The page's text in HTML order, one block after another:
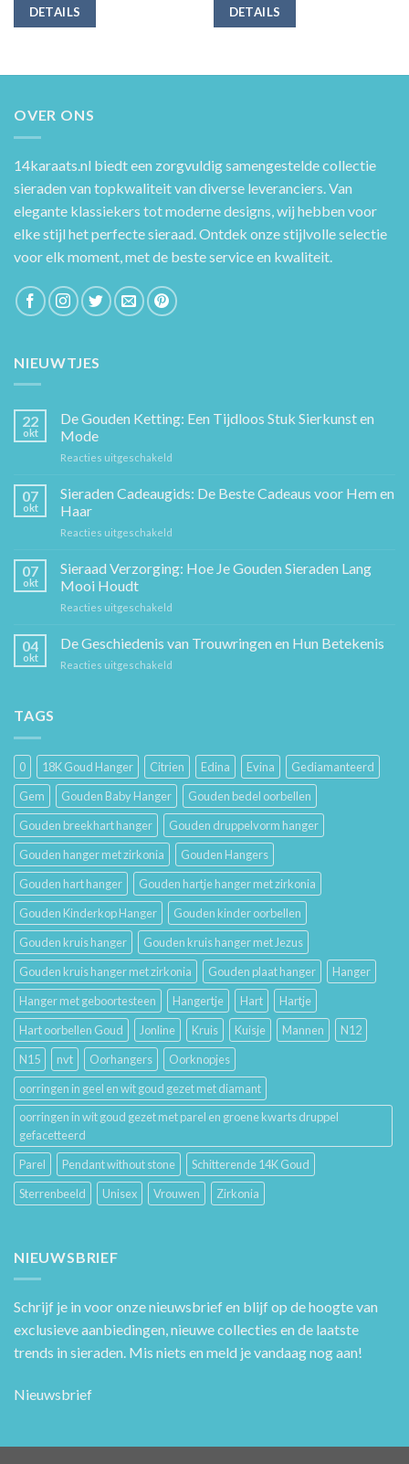
DETAILS DETAILS
OVER ONS
14karaats.nl biedt een zorgvuldig samengestelde collectie
sieraden van topkwaliteit van diverse leveranciers. Van
elegante klassiekers tot moderne designs, wij hebben voor
elke stijl het perfecte sieraad. Ontdek onze stijlvolle selectie
voor elk moment, met de beste service en kwaliteit.
NIEUWTJES
22
okt
De Gouden Ketting: Een Tijdloos Stuk Sierkunst en
Mode
Reacties uitgeschakeld
Gouden
Sierkunst
07
okt
Sieraden Cadeaugids: De Beste Cadeaus voor Hem en
Haar
Reacties uitgeschakeld
Cadeaugids:
De
Hem
07
okt
Sieraad Verzorging: Hoe Je Gouden Sieraden Lang
Mooi Houdt
Reacties uitgeschakeld
Verzorging:
04
okt
De Geschiedenis van Trouwringen en Hun Betekenis
Reacties uitgeschakeld
Hun
Betekenis
TAGS
0 18K Goud Hanger Citrien Edina Evina
Gediamanteerd
Gem
Gouden Baby Hanger
Gouden bedel oorbellen
Gouden breekhart hanger
Gouden druppelvorm hanger
Gouden hanger met zirkonia
Gouden Hangers
Gouden hart hanger
Gouden hartje hanger met zirkonia
Gouden Kinderkop Hanger
Gouden kinder oorbellen
Gouden kruis hanger
Gouden kruis hanger met Jezus
Gouden kruis hanger met zirkonia
Gouden plaat hanger
Hanger
Hanger met geboortesteen
Hangertje Hart
Hartje
Hart oorbellen Goud
Jonline Kruis Kuisje Mannen
N12
N15
nvt Oorhangers
Oorknopjes
oorringen in geel en wit goud gezet met diamant
oorringen in wit goud gezet met parel en groene kwarts druppel
gefacetteerd
Parel
Pendant without stone
Schitterende 14K Goud
Sterrenbeeld
Unisex Vrouwen Zirkonia
NIEUWSBRIEF
Schrijf je in voor onze nieuwsbrief en blijf op de hoogte van
exclusieve aanbiedingen, nieuwe collecties en de laatste
trends in sieraden. Mis niets en meld je vandaag nog aan!
Nieuwsbrief